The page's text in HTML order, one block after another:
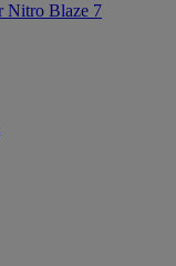
Nitro Blaze 7